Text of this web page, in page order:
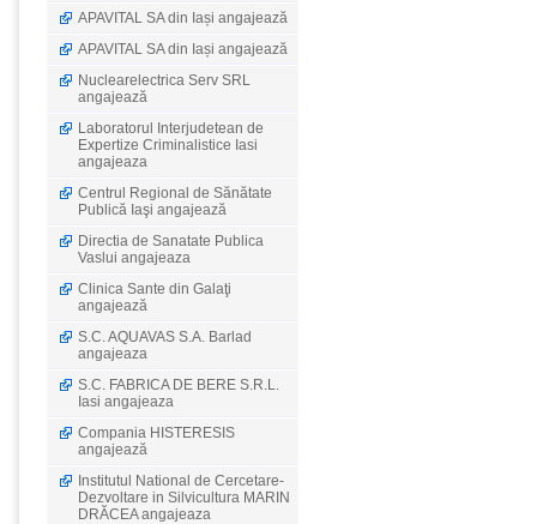
APAVITAL SA din Iași angajează
APAVITAL SA din Iași angajează
Nuclearelectrica Serv SRL
angajează
Laboratorul Interjudetean de
Expertize Criminalistice Iasi
angajeaza
Centrul Regional de Sănătate
Publică Iaşi angajează
Directia de Sanatate Publica
Vaslui angajeaza
Clinica Sante din Galaţi
angajează
S.C. AQUAVAS S.A. Barlad
angajeaza
S.C. FABRICA DE BERE S.R.L.
Iasi angajeaza
Compania HISTERESIS
angajează
Institutul National de Cercetare-
Dezvoltare in Silvicultura MARIN
DRĂCEA angajeaza